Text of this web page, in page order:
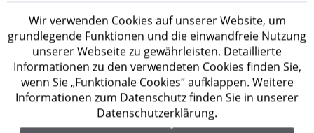
Preise sind erst nach erfolgreicher Registrierung
Geschäftskunde sichtbar.
AUF LAGER
Leistungsoptimierer mit MC4 Stecker bis 500 Watt
Nennleistung pro Modul
Wir verwenden Cookies auf unserer Website, um
grundlegende Funktionen und die einwandfreie Nutzung
unserer Webseite zu gewährleisten. Detaillierte
Informationen zu den verwendeten Cookies finden Sie,
wenn Sie „Funktionale Cookies“ aufklappen. Weitere
Informationen zum Datenschutz finden Sie in unserer
Datenschutzerklärung.